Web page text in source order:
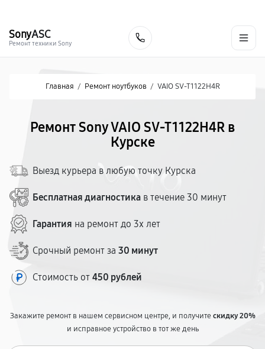
SonyASC
Ремонт техники Sony
Главная / Ремонт ноутбуков / VAIO SV-T1122H4R
Ремонт Sony VAIO SV-T1122H4R в
Курске
Выезд курьера в любую точку Курска
Бесплатная диагностика в течение 30 минут
Гарантия на ремонт до 3х лет
Срочный ремонт за 30 минут
Стоимость от 450 рублей
Закажите ремонт в нашем сервисном центре, и получитескидку 20%
и исправное устройство в тот же день